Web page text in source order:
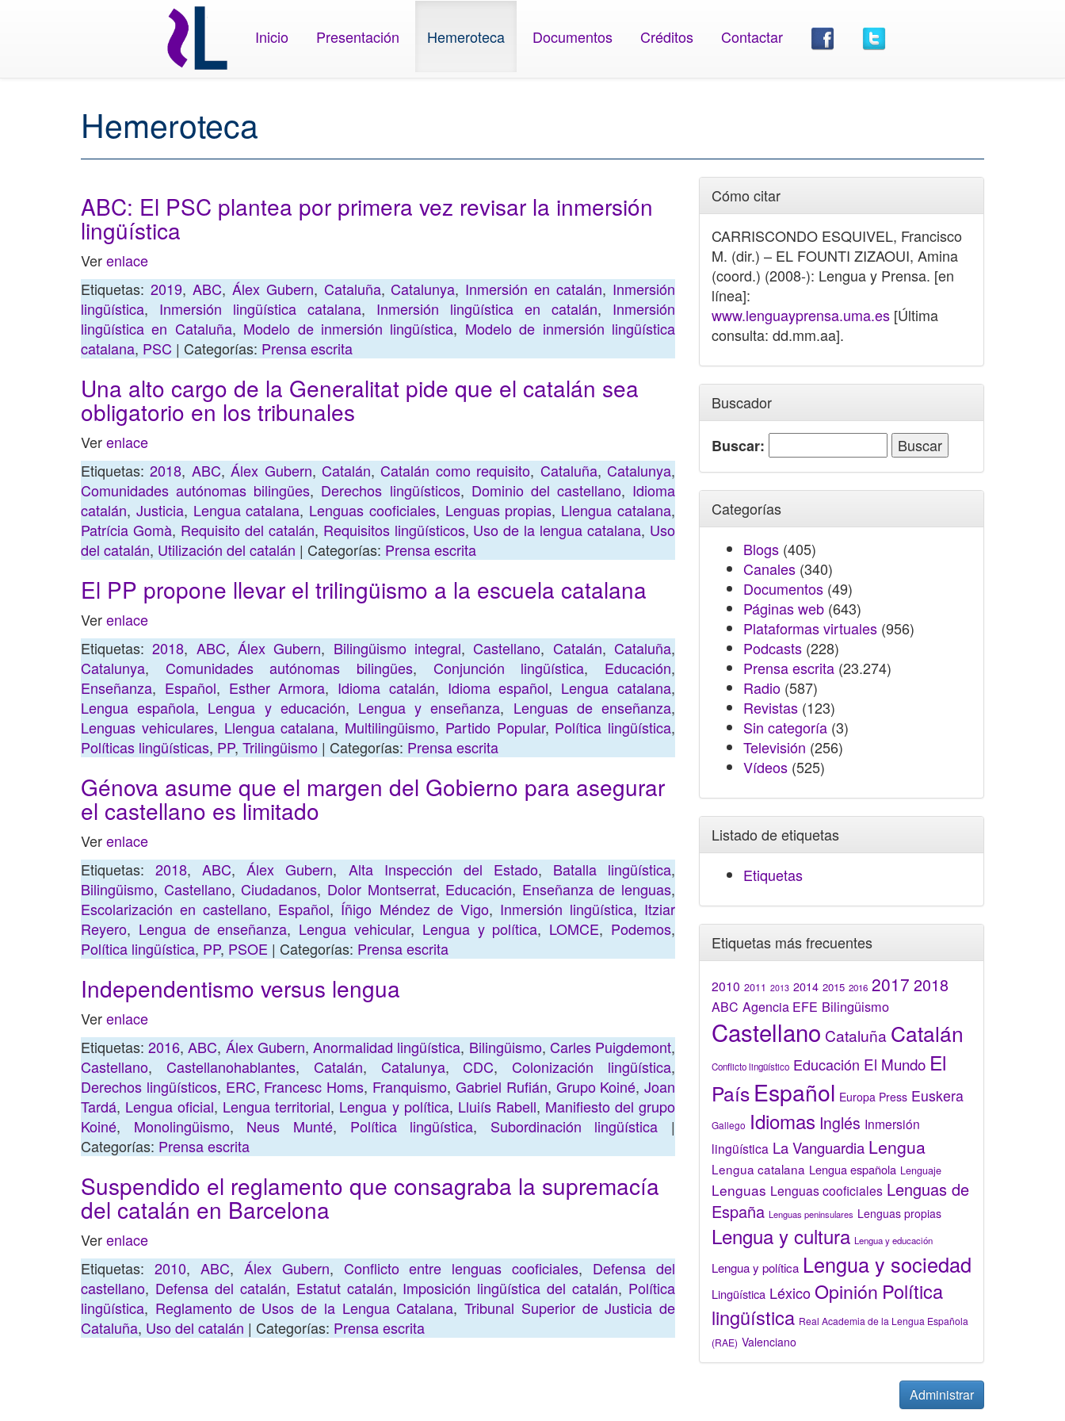
Inicio Presentación Hemeroteca Documentos Créditos Contactar
Hemeroteca
ABC: El PSC plantea por primera vez revisar la inmersión
lingüística
Verenlace
Etiquetas: 2019, ABC, Álex Gubern, Cataluña,Catalunya, Inmersión en catalán, Inmersión
lingüística, Inmersión lingüística catalana, Inmersión lingüística en catalán, Inmersión
lingüística en Cataluña, Modelo de inmersión lingüística, Modelo de inmersión lingüística
catalana, PSC | Categorías: Prensa escrita
Una alto cargo de la Generalitat pide que el catalán sea
obligatorio en los tribunales
Verenlace
Etiquetas:2018, ABC,Álex Gubern,Catalán,Catalán como requisito, Cataluña,Catalunya,
Comunidades autónomas bilingües, Derechos lingüísticos, Dominio del castellano, Idioma
catalán, Justicia, Lengua catalana, Lenguas cooficiales, Lenguas propias, Llengua catalana,
Patrícia Gomà, Requisito del catalán, Requisitos lingüísticos, Uso de la lengua catalana, Uso
del catalán, Utilización del catalán | Categorías: Prensa escrita
El PP propone llevar el trilingüismo a la escuela catalana
Verenlace
Etiquetas:2018, ABC,Álex Gubern, Bilingüismo integral,Castellano, Catalán,Cataluña,
Catalunya, Comunidades autónomas bilingües, Conjunción lingüística, Educación,
Enseñanza, Español, Esther Armora, Idioma catalán, Idioma español, Lengua catalana,
Lengua española, Lengua y educación, Lengua y enseñanza, Lenguas de enseñanza,
Lenguas vehiculares, Llengua catalana, Multilingüismo, Partido Popular, Política lingüística,
Políticas lingüísticas, PP, Trilingüismo | Categorías: Prensa escrita
Génova asume que el margen del Gobierno para asegurar
el castellano es limitado
Verenlace
Etiquetas:2018,ABC,Álex Gubern, Alta Inspección del Estado, Batalla lingüística,
Bilingüismo, Castellano,Ciudadanos, Dolor Montserrat, Educación, Enseñanza de lenguas,
Escolarización en castellano, Español, Íñigo Méndez de Vigo, Inmersión lingüística, Itziar
Reyero, Lengua de enseñanza, Lengua vehicular, Lengua y política, LOMCE, Podemos,
Política lingüística, PP, PSOE | Categorías: Prensa escrita
Independentismo versus lengua
Verenlace
Etiquetas:2016,ABC, Álex Gubern,Anormalidad lingüística, Bilingüismo, Carles Puigdemont,
Castellano, Castellanohablantes, Catalán, Catalunya,CDC,Colonización lingüística,
Derechos lingüísticos, ERC, Francesc Homs, Franquismo, Gabriel Rufián, Grupo Koiné,Joan
Tardá, Lengua oficial, Lengua territorial, Lengua y política, Lluiís Rabell, Manifiesto del grupo
Koiné, Monolingüismo, Neus Munté, Política lingüística, Subordinación lingüística |
Categorías: Prensa escrita
Suspendido el reglamento que consagraba la supremacía
del catalán en Barcelona
Verenlace
Etiquetas: 2010, ABC, Álex Gubern, Conflicto entre lenguas cooficiales, Defensa del
castellano, Defensa del catalán, Estatut catalán, Imposición lingüística del catalán, Política
lingüística, Reglamento de Usos de la Lengua Catalana, Tribunal Superior de Justicia de
Cataluña, Uso del catalán | Categorías: Prensa escrita
Cómo citar
CARRISCONDO ESQUIVEL, Francisco
M. (dir.) – EL FOUNTI ZIZAOUI, Amina
(coord.) (2008-): Lengua y Prensa. [en
línea]:
www.lenguayprensa.uma.es [Última
consulta: dd.mm.aa].
Buscador
Buscar:
Categorías
Blogs (405)
Canales (340)
Documentos (49)
Páginas web (643)
Plataformas virtuales (956)
Podcasts (228)
Prensa escrita (23.274)
Radio (587)
Revistas (123)
Sin categoría (3)
Televisión (256)
Vídeos (525)
Listado de etiquetas
Etiquetas
Etiquetas más frecuentes
2010 2011 2013 2014 2015 2016 2017 2018
ABC Agencia EFE Bilingüismo
Castellano Cataluña Catalán
Conflicto lingüístico Educación El Mundo El
País Español Europa Press Euskera
Gallego Idiomas Inglés Inmersión
lingüística La Vanguardia Lengua
Lengua catalana Lengua española Lenguaje
Lenguas Lenguas cooficiales Lenguas de
España Lenguas peninsulares Lenguas propias
Lengua y cultura Lengua y educación
Lengua y política Lengua y sociedad
Lingüística LéxicoOpinión Política
lingüística Real Academia de la Lengua Española
(RAE) Valenciano
Administrar